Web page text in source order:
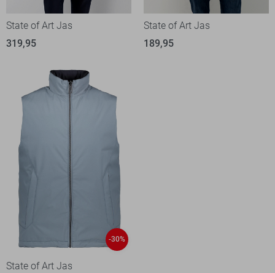
State of Art Jas
319,95
State of Art Jas
189,95
-30%
State of Art Jas